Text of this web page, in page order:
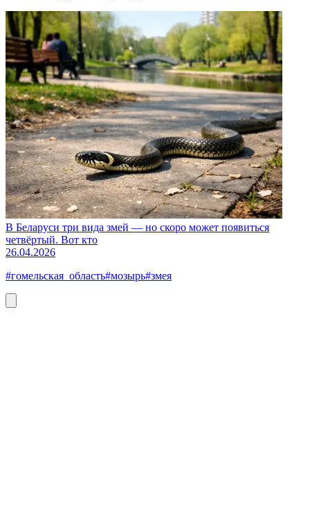
В Беларуси три вида змей — но скоро может появиться
четвёртый. Вот кто
26.04.2026
#гомельская_область#мозырь#змея